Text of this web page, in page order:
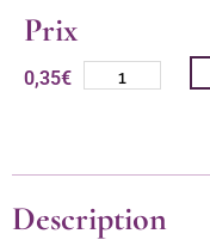
Prix
0,35€
Description